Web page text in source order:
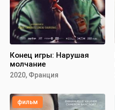
Конец игры: Нарушая
молчание
2020, Франция
фильм